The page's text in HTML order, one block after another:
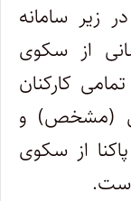
زیر سامانه
از سکوی
کارکنان
(مشخص) و
از سکوی
است.